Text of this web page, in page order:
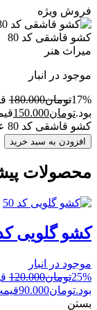
فروش ویژه
کشو قاشقی کد 80
میراث هنر
موجود در انبار
17%تومان180.000
بود.تومان150.000
کشو قاشقی کد 80 عدد
افزودن به سبد خرید
محصولات
کشو گلویی کد
موجود در انبار
25%تومان120.000
بود.تومان90.000
بستن